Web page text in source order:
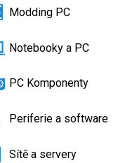
Modding PC
Notebooky a PC
PC Komponenty
Periferie a software
Sítě a servery